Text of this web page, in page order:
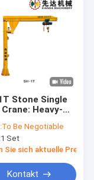
Stone Single
Heavy-
Lifting
To Be Negotiable
1 Set
Sie sich aktuelle Preis
Kontakt